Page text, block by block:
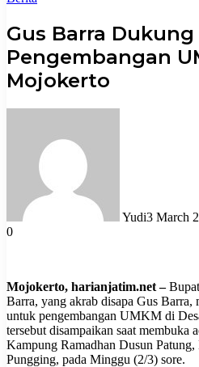
Gus Barra Dukung
Pengembangan
Mojokerto
Yudi3 March
0
Mojokerto, harianjatim.net –
Barra, yang akrab disapa Gus Barra,
untuk pengembangan UMKM di
tersebut disampaikan saat membuka
Kampung Ramadhan Dusun
Pungging, pada Minggu (2/3) sore.